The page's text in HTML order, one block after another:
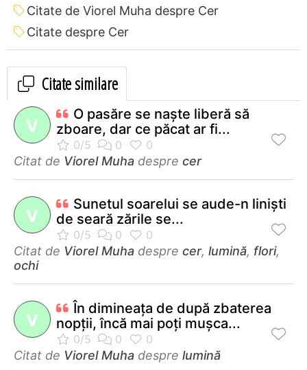
Citate de Viorel Muha despre Cer
Citate despre Cer
Citate similare
V
O pasăre se naşte liberă să
zboare, dar ce păcat ar fi...
Citat de Viorel Muha despre cer
V
Sunetul soarelui se aude-n linişti
de seară zările se...
Citat de Viorel Muha despre cer, lumină, flori,
ochi
V
În dimineaţa de după zbaterea
nopţii, încă mai poţi muşca...
Citat de Viorel Muha despre lumină